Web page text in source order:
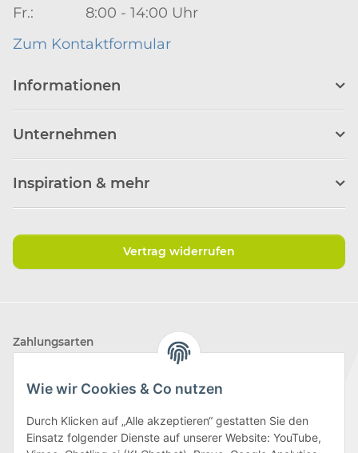
Wie wir Cookies & Co nutzen
Durch Klicken auf „Alle akzeptieren“ gestatten Sie den
Einsatz folgender Dienste auf unserer Website: YouTube,
Fr.: 8:00 - 14:00 Uhr
Zum Kontaktformular
Informationen
Unternehmen
Inspiration & mehr
Vertrag widerrufen
Zahlungsarten